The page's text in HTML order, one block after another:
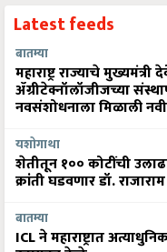
Latest feeds
बातम्या
महाराष्ट्र राज्याचे
ॲग्रीटेक्नॉलॉजीजच्या
नवसंशोधनाला मिळाली
यशोगाथा
शेतीतून १०० कोटींची
क्रांती घडवणार डॉ. राजाराम
बातम्या
ICL ने महाराष्ट्रात